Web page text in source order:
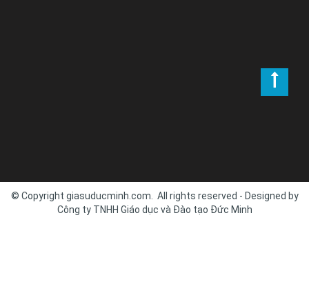
© Copyright giasuducminh.com. All rights reserved - Designed by
Công ty TNHH Giáo dục và Đào tạo Đức Minh